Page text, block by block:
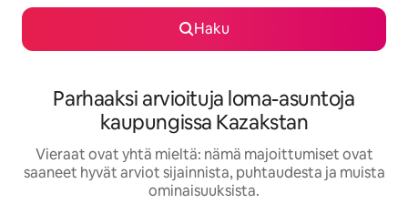
Haku
Parhaaksi arvioituja loma-asuntoja
kaupungissa Kazakstan
Vieraat ovat yhtä mieltä: nämä majoittumiset ovat
saaneet hyvät arviot sijainnista, puhtaudesta ja muista
ominaisuuksista.